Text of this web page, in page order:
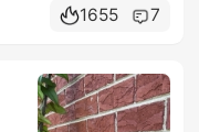
1655 7